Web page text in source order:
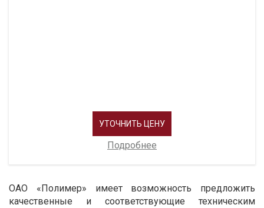
УТОЧНИТЬ ЦЕНУ
Подробнее
ОАО «Полимер» имеет возможность предложить
качественные и соответствующие техническим